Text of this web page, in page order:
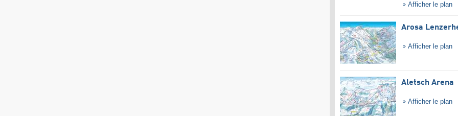
Afficher le plan
Arosa
Afficher le plan
Aletsch Arena
Afficher le plan